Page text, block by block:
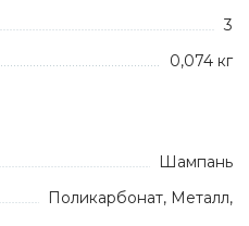
3
0,074 кг
Шампань
Поликарбонат, Металл,